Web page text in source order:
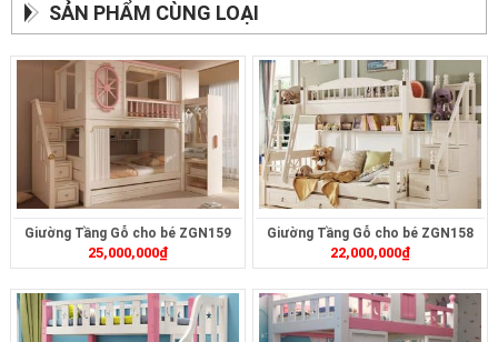
SẢN PHẨM CÙNG LOẠI
Giường Tầng Gỗ cho bé ZGN159
25,000,000₫
Giường Tầng Gỗ cho bé ZGN158
22,000,000₫